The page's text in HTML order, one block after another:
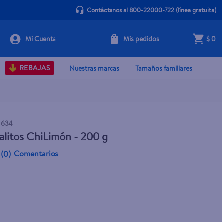
Contáctanos al 800-22000-722(línea gratuita)
Mis pedidos $ 0
REBAJAS Nuestras marcas Tamaños familiares
ChiLimón - 200 g
(0) Comentarios
+ Agregar